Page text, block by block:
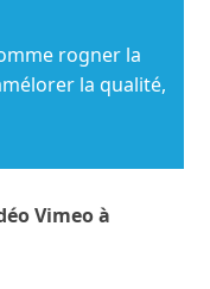
rogner la
la qualité,
Vimeo à